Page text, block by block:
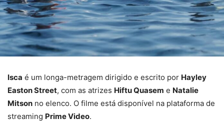
Isca é um longa-metragem dirigido e escrito por Hayley
Easton Street, com as atrizes Hiftu Quasem e Natalie
Mitson no elenco. O filme está disponível na plataforma de
streaming Prime Video.